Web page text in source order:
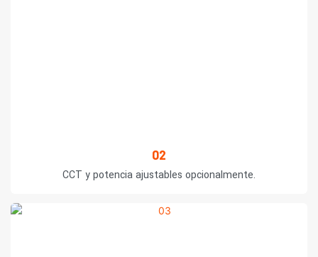
02
CCT y potencia ajustables opcionalmente.